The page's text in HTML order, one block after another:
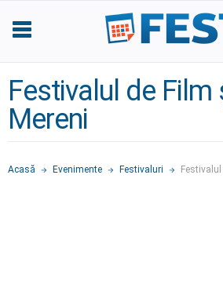
Festivalul de Film
Mereni
Acasă Evenimente Festivaluri